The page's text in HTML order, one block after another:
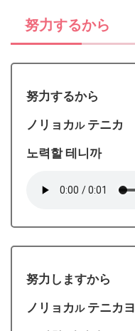
努力するから
努力するから
ノリョカルテニカ
노력할 테니까
努力しますから
ノリョカルテニカヨ